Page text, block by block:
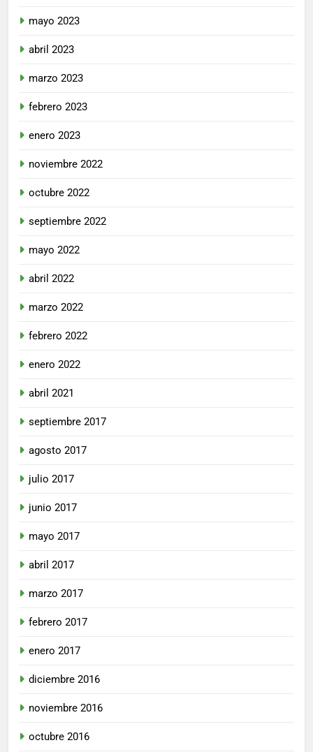
mayo 2023
abril 2023
marzo 2023
febrero 2023
enero 2023
noviembre 2022
octubre 2022
septiembre 2022
mayo 2022
abril 2022
marzo 2022
febrero 2022
enero 2022
abril 2021
septiembre 2017
agosto 2017
julio 2017
junio 2017
mayo 2017
abril 2017
marzo 2017
febrero 2017
enero 2017
diciembre 2016
noviembre 2016
octubre 2016